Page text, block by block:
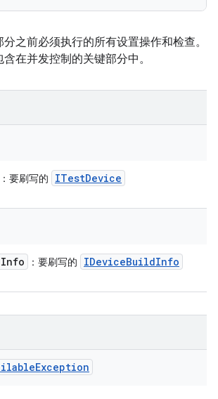
之前必须执行的所有设置操作和检查。
在并发控制的关键部分中。
：要刷写的 ITestDevice
Info ：要刷写的 IDeviceBuildInfo
Exception